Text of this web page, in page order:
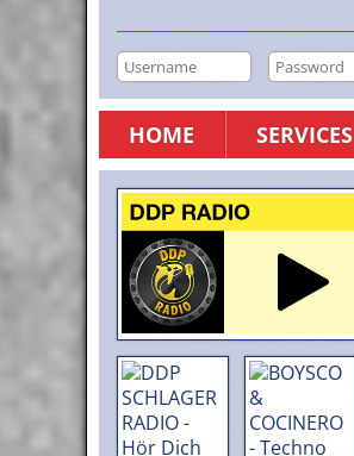
HOME SERVICES